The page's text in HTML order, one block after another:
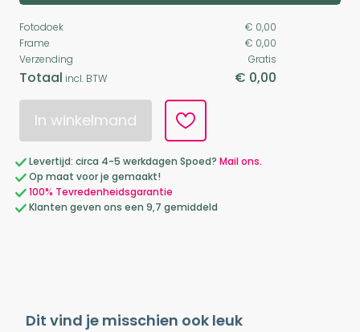
Fotodoek
€ 0,00
Frame
€ 0,00
Verzending
Gratis
Totaal incl. BTW € 0,00
In winkelmand
Levertijd: circa 4-5 werkdagen Spoed? Mail ons.
Op maat voor je gemaakt!
100% Tevredenheidsgarantie
Klanten geven ons een 9,7 gemiddeld
Dit vind je misschien ook leuk